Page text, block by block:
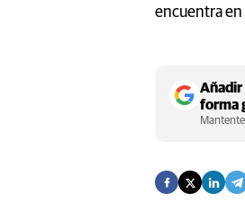
encuentra
Añadir
forma